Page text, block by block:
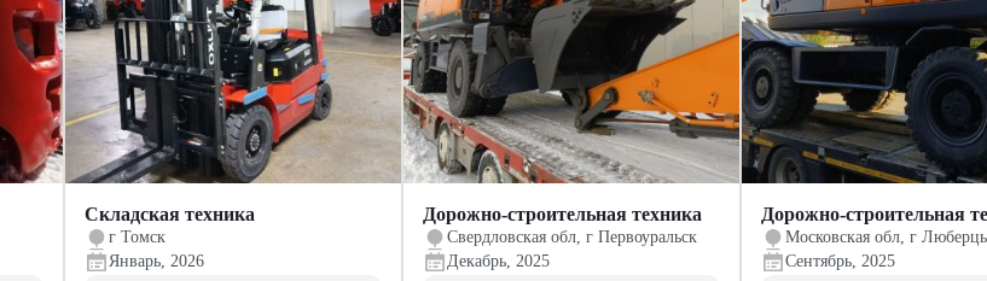
Складская техника
г Томск
Январь, 2026
Дорожно-строительная техника
Свердловская обл, г Первоуральск
Декабрь, 2025
Дорожно-строительная
Московская обл, г
Сентябрь, 2025